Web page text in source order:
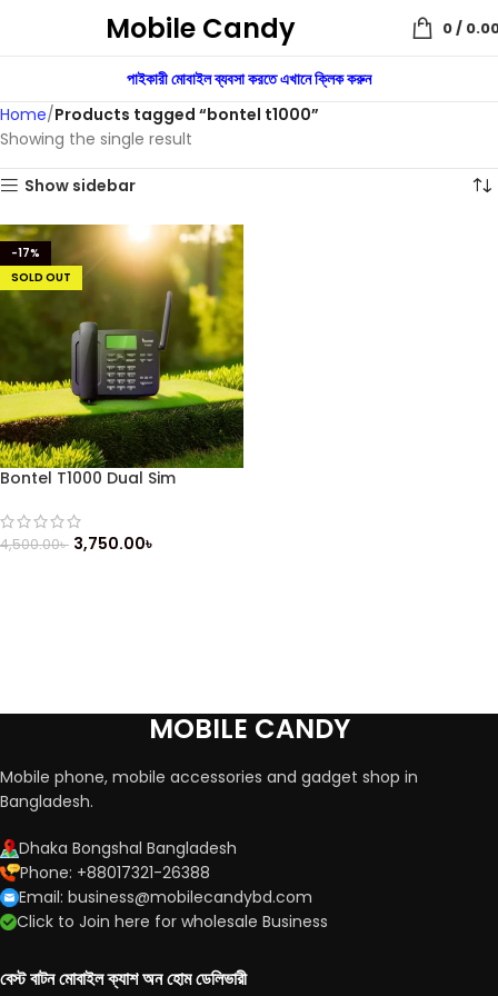
Mobile Candy 0/
পাইকারী মোবাইল ব্যবসা করতে এখানে ক্লিক করুন
Home Products tagged “bontel t1000”
Showing the single result
Show sidebar
-17%
SOLD OUT
Bontel T1000 Dual Sim
4,500.00৳ 3,750.00৳
MOBILE CANDY
Mobile phone, mobile accessories and gadget shop in
Bangladesh.
Dhaka Bongshal Bangladesh
Phone: +88017321-26388
Email: business@mobilecandybd.com
Click to Join here for wholesale Business
বেস্ট বাটন মোবাইল ক্যাশ অন হোম ডেলিভারী